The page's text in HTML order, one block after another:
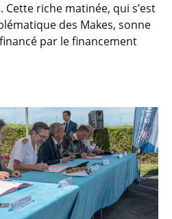
riche matinée, qui s’est
des Makes, sonne
par le financement